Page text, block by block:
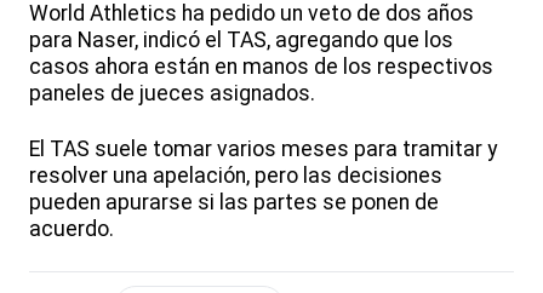
World Athletics ha pedido un veto de dos años
para Naser, indicó el TAS, agregando que los
casos ahora están en manos de los respectivos
paneles de jueces asignados.
El TAS suele tomar varios meses para tramitar y
resolver una apelación, pero las decisiones
pueden apurarse si las partes se ponen de
acuerdo.